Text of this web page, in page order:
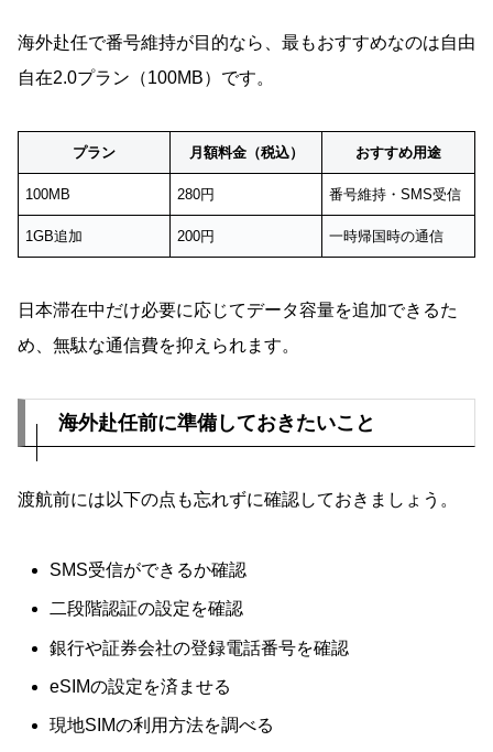
海外赴任で番号維持が目的なら、最もおすすめなのは自由
自在2.0プラン（100MB）です。
プラン 月額料金（税込） おすすめ用途
100MB 280円 番号維持・SMS受信
1GB追加 200円 一時帰国時の通信
日本滞在中だけ必要に応じてデータ容量を追加できるた
め、無駄な通信費を抑えられます。
海外赴任前に準備しておきたいこと
渡航前には以下の点も忘れずに確認しておきましょう。
SMS受信ができるか確認
二段階認証の設定を確認
銀行や証券会社の登録電話番号を確認
eSIMの設定を済ませる
現地SIMの利用方法を調べる